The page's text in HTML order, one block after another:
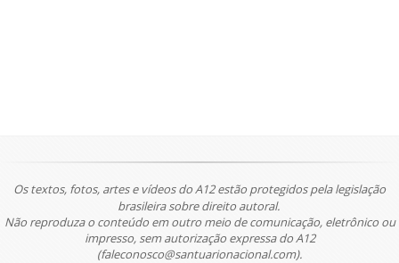
Os textos, fotos, artes e vídeos do A12 estão protegidos pela legislação
brasileira sobre direito autoral.
Não reproduza o conteúdo em outro meio de comunicação, eletrônico ou
impresso, sem autorização expressa do A12
(faleconosco@santuarionacional.com).